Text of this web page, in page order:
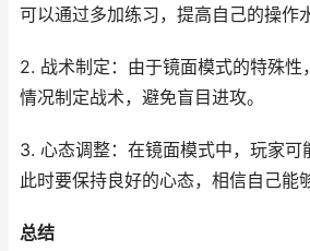
可以通过多加练习，提高自己的操作
2. 战术制定：由于镜面模式的特殊性
情况制定战术，避免盲目进攻。
3. 心态调整：在镜面模式中，玩家可
此时要保持良好的心态，相信自己能
总结